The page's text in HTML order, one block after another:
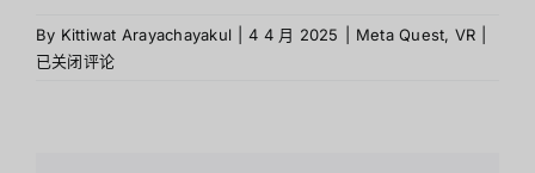
By Kittiwat Arayachayakul 4 4 月 2025 Meta Quest, VR
已关闭评论